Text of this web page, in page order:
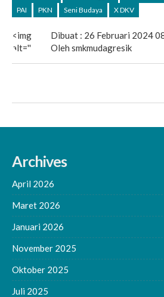
PAI
PKN Seni Budaya X DKV
Dibuat : 26 Februari 2024
Oleh smkmudagresik
<img
alt=''
photo'
width='40'
decoding='async'/>
Archives
April 2026
Maret 2026
Januari 2026
November 2025
Oktober 2025
Juli 2025